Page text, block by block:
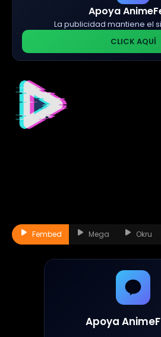
Apoya
La publicidad mantiene el
CLICK AQUÍ
Fembed Mega Okru
Apoya